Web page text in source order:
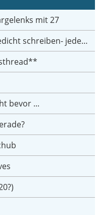
mit 27
jeder einen Satz
bevor ...